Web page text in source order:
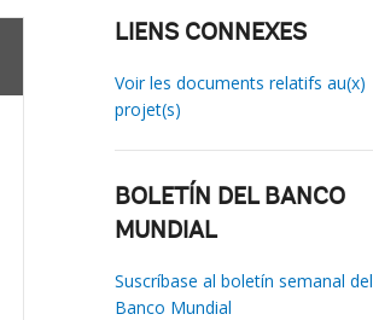
LIENS CONNEXES
Voir les documents relatifs au(x)
projet(s)
BOLETÍN DEL BANCO
MUNDIAL
Suscríbase al boletín semanal del
Banco Mundial